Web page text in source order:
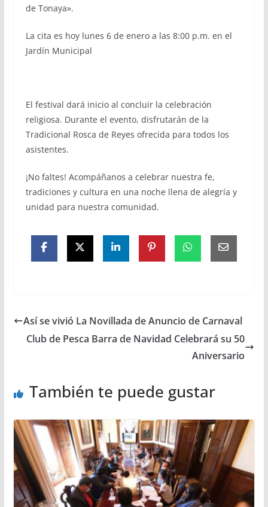
de Tonaya».
La cita es hoy lunes 6 de enero a las 8:00 p.m. en el
Jardín Municipal
El festival dará inicio al concluir la celebración
religiosa. Durante el evento, disfrutarán de la
Tradicional Rosca de Reyes ofrecida para todos los
asistentes.
¡No faltes! Acompáñanos a celebrar nuestra fe,
tradiciones y cultura en una noche llena de alegría y
unidad para nuestra comunidad.
Así se vivió La Novillada de Anuncio de Carnaval
Club de Pesca Barra de Navidad Celebrará su 50
Aniversario
También te puede gustar